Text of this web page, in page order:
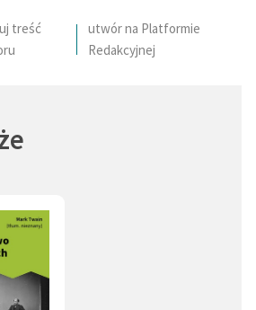
treść
utwór na Platformie
Redakcyjnej